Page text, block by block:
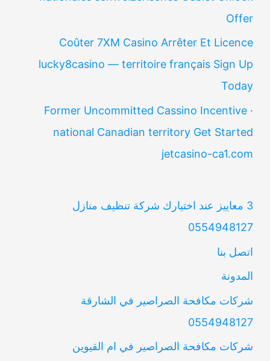
Offer
Coûter 7XM Casino Arrêter Et Licence
lucky8casino — territoire français Sign Up
Today
Former Uncommitted Cassino Incentive ·
national Canadian territory Get Started
jetcasino-ca1.com
3 معاييز عند اختيارك شركة تنظيف منازل
0554948127
اتصل بنا
المدونة
شركات مكافحة الصراصير في الشارقة
0554948127
شركات مكافحة الصراصير في ام القيوين